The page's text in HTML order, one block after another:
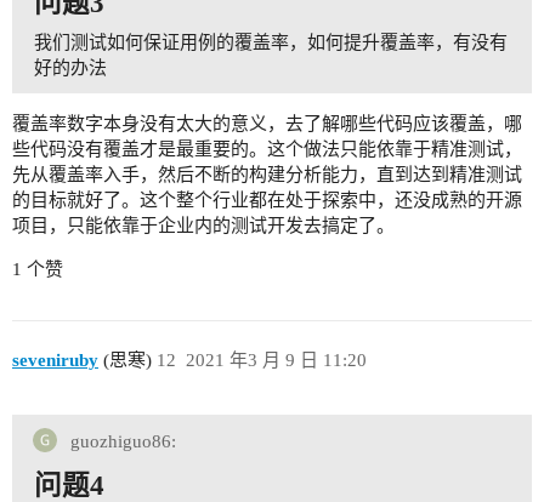
我们测试如何保证用例的覆盖率，如何提升覆盖率，有没有
好的办法
覆盖率数字本身没有太大的意义，去了解哪些代码应该覆盖，哪
些代码没有覆盖才是最重要的。这个做法只能依靠于精准测试，
先从覆盖率入手，然后不断的构建分析能力，直到达到精准测试
的目标就好了。这个整个行业都在处于探索中，还没成熟的开源
项目，只能依靠于企业内的测试开发去搞定了。
1 个赞
seveniruby (思寒) 2021 年3 月 9 日 11:20
12
guozhiguo86:
问题4